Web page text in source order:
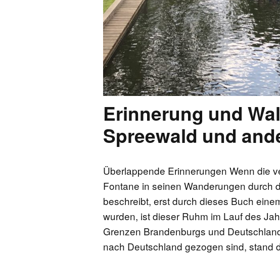
Erinnerung und
Spreewald und
Überlappende Erinnerungen Wenn die
Fontane in seinen Wanderungen durch
beschreibt, erst durch dieses Buch
wurden, ist dieser Ruhm im Lauf des
Grenzen Brandenburgs und
nach Deutschland gezogen sind, stand